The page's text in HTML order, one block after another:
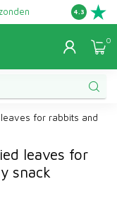
Gratis
4.3
0
for rabbits and
leaves for
snack